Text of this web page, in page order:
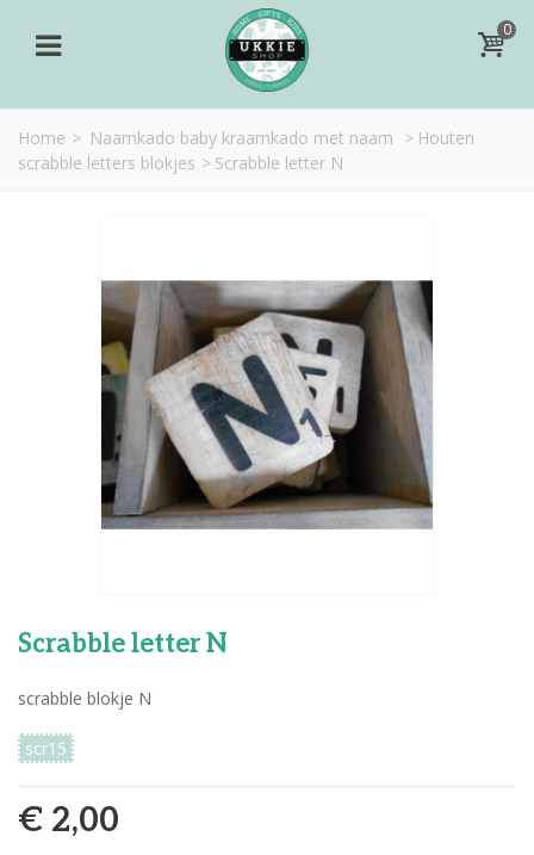
0
Home > Naamkado baby kraamkado met naam > Houten
scrabble letters blokjes > Scrabble letter N
Scrabble letter N
scrabble blokje N
scr15
€ 2,00